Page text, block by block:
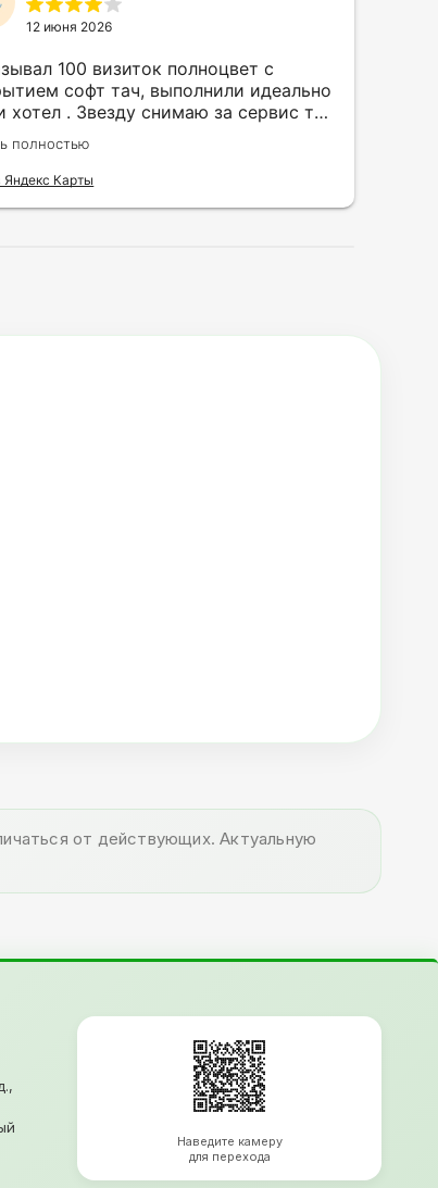
12 июня 2026
100 визиток полноцвет с
софт тач, выполнили идеально
хотел . Звезду снимаю за сервис так
первый день приехал за 30 мин до
а на месте никого не было.
полностью
Яндекс Карты
от действующих. Актуальную
Наведите камеру
для перехода